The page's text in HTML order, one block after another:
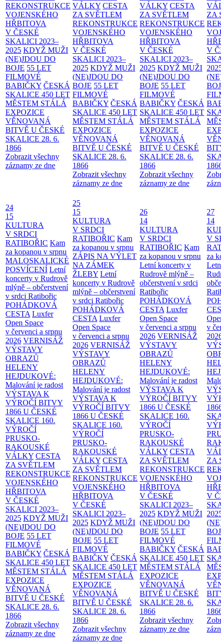
REKONSTRUKCE
VOJENSKÉHO
HŘBITOVA
V ČESKÉ
SKALICI 2023–
2025 KDYŽ MUŽI
(NE)JDOU DO
BOJE 55 LET
FILMOVÉ
BABIČKY ČESKÁ
SKALICE 450 LET
MĚSTEM STÁLÁ
EXPOZICE
VĚNOVANÁ
BITVĚ U ČESKÉ
SKALICE 28. 6.
1866
Zobrazit všechny
záznamy ze dne
VÁLKY CESTA
ZA SVĚTLEM
REKONSTRUKCE
VOJENSKÉHO
HŘBITOVA
V ČESKÉ
SKALICI 2023–
2025 KDYŽ MUŽI
(NE)JDOU DO
BOJE 55 LET
FILMOVÉ
BABIČKY ČESKÁ
SKALICE 450 LET
MĚSTEM STÁLÁ
EXPOZICE
VĚNOVANÁ
BITVĚ U ČESKÉ
SKALICE 28. 6.
1866
Zobrazit všechny
záznamy ze dne
VÁLKY CESTA
ZA SVĚTLEM
REKONSTRUKCE
VOJENSKÉHO
HŘBITOVA
V ČESKÉ
SKALICI 2023–
2025 KDYŽ MUŽI
(NE)JDOU DO
BOJE 55 LET
FILMOVÉ
BABIČKY ČESKÁ
SKALICE 450 LET
MĚSTEM STÁLÁ
EXPOZICE
VĚNOVANÁ
BITVĚ U ČESKÉ
SKALICE 28. 6.
1866
Zobrazit všechny
záznamy ze dne
ZA
V
24
15
KULTURA
V SRDCI
RATIBOŘIC Kam
za kopanou v srpnu
MALOSKALICKÉ
POSVÍCENÍ Letní
koncerty v Rudrově
mlýně – občerstvení
v srdci Ratibořic
POHÁDKOVÁ
CESTA Luxfer
Open Space
v červenci a srpnu
2026 VERNISÁŽ
VÝSTAVY
OBRAZŮ
HELENY
HEJDUKOVÉ:
Malování je radost
VÝSTAVA K
VÝROČÍ BITVY
1866 U ČESKÉ
SKALICE 160.
VÝROČÍ
PRUSKO-
RAKOUSKÉ
VÁLKY CESTA
ZA SVĚTLEM
REKONSTRUKCE
VOJENSKÉHO
HŘBITOVA
V ČESKÉ
SKALICI 2023–
2025 KDYŽ MUŽI
(NE)JDOU DO
BOJE 55 LET
FILMOVÉ
BABIČKY ČESKÁ
SKALICE 450 LET
MĚSTEM STÁLÁ
EXPOZICE
VĚNOVANÁ
BITVĚ U ČESKÉ
SKALICE 28. 6.
1866
Zobrazit všechny
záznamy ze dne
25
15
KULTURA
V SRDCI
RATIBOŘIC Kam
za kopanou v srpnu
ZÁPIS NA VÝLET
NA ZÁMEK
ŽLEBY Letní
koncerty v Rudrově
mlýně – občerstvení
v srdci Ratibořic
POHÁDKOVÁ
CESTA Luxfer
Open Space
v červenci a srpnu
2026 VERNISÁŽ
VÝSTAVY
OBRAZŮ
HELENY
HEJDUKOVÉ:
Malování je radost
VÝSTAVA K
VÝROČÍ BITVY
1866 U ČESKÉ
SKALICE 160.
VÝROČÍ
PRUSKO-
RAKOUSKÉ
VÁLKY CESTA
ZA SVĚTLEM
REKONSTRUKCE
VOJENSKÉHO
HŘBITOVA
V ČESKÉ
SKALICI 2023–
2025 KDYŽ MUŽI
(NE)JDOU DO
BOJE 55 LET
FILMOVÉ
BABIČKY ČESKÁ
SKALICE 450 LET
MĚSTEM STÁLÁ
EXPOZICE
VĚNOVANÁ
BITVĚ U ČESKÉ
SKALICE 28. 6.
1866
Zobrazit všechny
záznamy ze dne
26
14
KULTURA
V SRDCI
RATIBOŘIC Kam
za kopanou v srpnu
Letní koncerty v
Rudrově mlýně –
občerstvení v srdci
Ratibořic
POHÁDKOVÁ
CESTA Luxfer
Open Space
v červenci a srpnu
2026 VERNISÁŽ
VÝSTAVY
OBRAZŮ
HELENY
HEJDUKOVÉ:
Malování je radost
VÝSTAVA K
VÝROČÍ BITVY
1866 U ČESKÉ
SKALICE 160.
VÝROČÍ
PRUSKO-
RAKOUSKÉ
VÁLKY CESTA
ZA SVĚTLEM
REKONSTRUKCE
VOJENSKÉHO
HŘBITOVA
V ČESKÉ
SKALICI 2023–
2025 KDYŽ MUŽI
(NE)JDOU DO
BOJE 55 LET
FILMOVÉ
BABIČKY ČESKÁ
SKALICE 450 LET
MĚSTEM STÁLÁ
EXPOZICE
VĚNOVANÁ
BITVĚ U ČESKÉ
SKALICE 28. 6.
1866
Zobrazit všechny
záznamy ze dne
27
14
V
za
v
ZA
V